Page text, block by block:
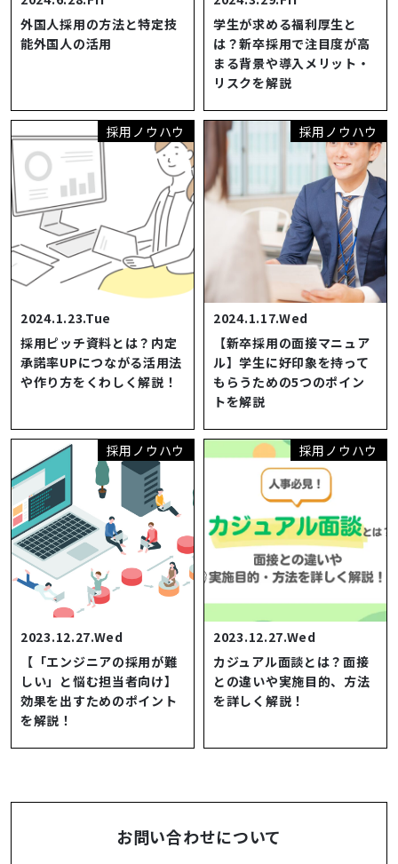
外国人採用の方法と特定技
能外国人の活用
学生が求める福利厚生と
は？新卒採用で注目度が高
まる背景や導入メリット・
リスクを解説
採用ノウハウ
2024.1.23.Tue
採用ピッチ資料とは？内定
承諾率UPにつながる活用法
や作り方をくわしく解説！
採用ノウハウ
2024.1.17.Wed
【新卒採用の面接マニュア
ル】学生に好印象を持って
もらうための5つのポイン
トを解説
採用ノウハウ
2023.12.27.Wed
【「エンジニアの採用が難
しい」と悩む担当者向け】
効果を出すためのポイント
を解説！
採用ノウハウ
2023.12.27.Wed
カジュアル面談とは？面接
との違いや実施目的、方法
を詳しく解説！
お問い合わせについて